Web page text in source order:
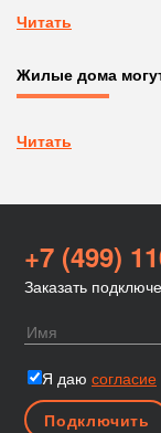
Читать
Жилые дома
Читать
+7 (499)
Заказать
Я даю согласие